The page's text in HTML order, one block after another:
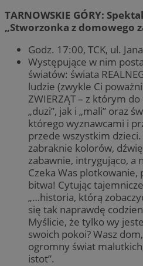
TARNOWSKIE GÓRY:
„Stworzonka z domowego
Godz. 17:00, TCK, ul.
Występujące w nim
światów: świata
ludzie (zwykle Ci
ZWIERZĄT – z którym
„duzi”, jak i „mali” oraz
którego wyznawcami i
przede wszystkim
zabraknie kolorów,
zabawnie, intrygująco, a
Czeka Was plotkowanie,
bitwa! Cytując
„…historia, którą
się tak naprawdę
Myślicie, że tylko wy
swoich pokoi? Wasz
ogromny świat
istot”.